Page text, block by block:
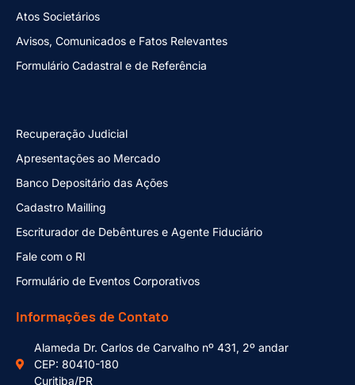
Atos Societários
Avisos, Comunicados e Fatos Relevantes
Formulário Cadastral e de Referência
Recuperação Judicial
Apresentações ao Mercado
Banco Depositário das Ações
Cadastro Mailling
Escriturador de Debêntures e Agente Fiduciário
Fale com o RI
Formulário de Eventos Corporativos
Informações de Contato
Alameda Dr. Carlos de Carvalho nº 431, 2º andar
CEP: 80410-180
Curitiba/PR